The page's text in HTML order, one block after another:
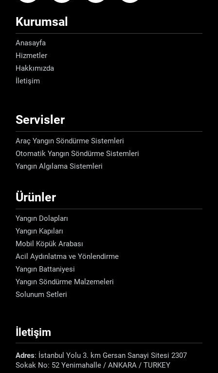
Kurumsal
Anasayfa
Hizmetler
Hakkımızda
İletişim
Servisler
Araç Yangın Söndürme Sistemleri
Otomatik Yangın Söndürme Sistemleri
Yangın Algılama Sistemleri
Ürünler
Yangın Dolapları
Yangın Kapıları
Mobil Köpük Arabası
Acil Aydınlatma ve Yönlendirme
Yangın Battaniyesi
Yangın Söndürme Malzemeleri
Solunum Setleri
İletişim
Adres: İstanbul Yolu 3. km Gersan Sanayi Sitesi 2307
Sokak No: 52 Yenimahalle / ANKARA / TURKEY